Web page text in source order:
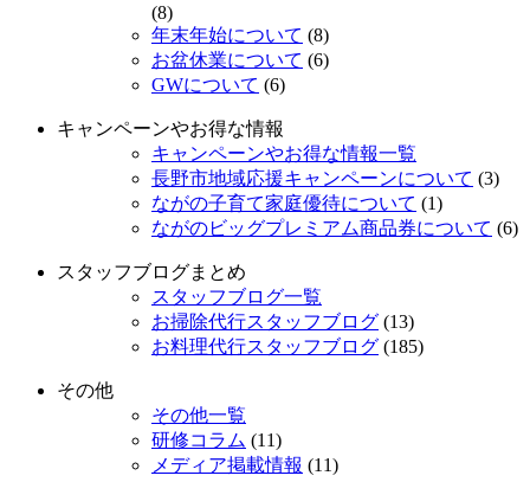
(8)
年末年始について (8)
お盆休業について (6)
GWについて (6)
キャンペーンやお得な情報
キャンペーンやお得な情報一覧
長野市地域応援キャンペーンについて (3)
ながの子育て家庭優待について (1)
ながのビッグプレミアム商品券について (6)
スタッフブログまとめ
スタッフブログ一覧
お掃除代行スタッフブログ (13)
お料理代行スタッフブログ (185)
その他
その他一覧
研修コラム (11)
メディア掲載情報 (11)